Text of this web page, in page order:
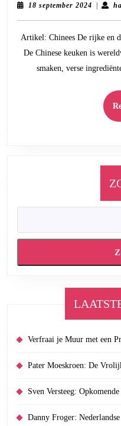
18 september 2024 18|
Artikel: Chinees De rijke en
De Chinese keuken is
smaken, verse
Verfraai je Muur met een
Pater Moeskroen: De
Sven Versteeg:
Danny Froger: